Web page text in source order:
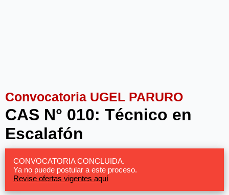
Convocatoria UGEL PARURO
CAS N° 010: Técnico en
Escalafón
CONVOCATORIA CONCLUIDA.
Ya no puede postular a este proceso.
Revise ofertas vigentes aquí